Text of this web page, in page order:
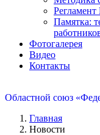
Памятка:
Фотогалерея
Видео
Контакты
Областной союз
Главная
Новости